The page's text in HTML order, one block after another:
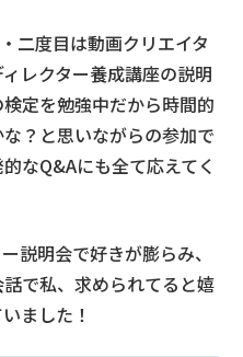
二度目は動画クリエイタ
レクター養成講座の説明
定を勉強中だから時間的
？と思いながらの参加で
なQ&Aにも全て応えてく
説明会で好きが膨らみ、
で私、求められてると嬉
ました！